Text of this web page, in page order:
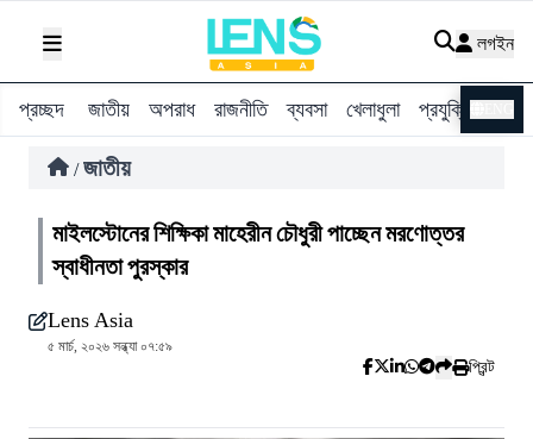
লগইন
প্রচ্ছদ জাতীয় অপরাধ রাজনীতি ব্যবসা খেলাধুলা প্রযুক্তি
/ জাতীয়
মাইলস্টোনের শিক্ষিকা মাহেরীন চৌধুরী পাচ্ছেন মরণোত্তর
স্বাধীনতা পুরস্কার
Lens Asia
৫ মার্চ, ২০২৬ সন্ধ্যা ০৭:৫৯
প্রিন্ট